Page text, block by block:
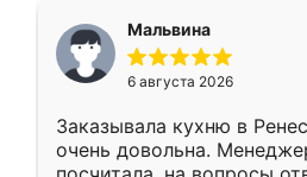
Мальвина
6 августа 2026
Заказывала кухню в
очень довольна.